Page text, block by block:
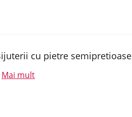
cu pietre semipretioase
Mai mult